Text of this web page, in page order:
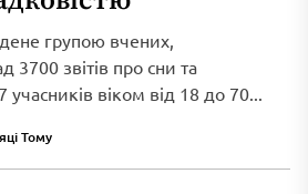
групою вчених,
3700 звітів про сни та
віком від 18 до 70...
Тому